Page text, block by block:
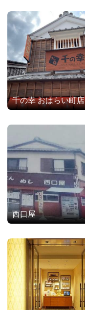
千の幸 おはらい町店
西口屋